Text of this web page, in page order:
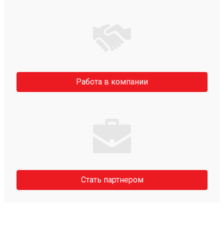
Работа в компании
Стать партнером